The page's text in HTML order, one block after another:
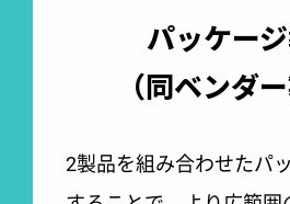
パッケー
（同ベンダー
2製品を組み合わせたパ